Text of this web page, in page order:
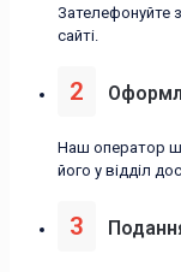
Зателефонуйте
сайті.
2
Наш оператор
його у відділ
3